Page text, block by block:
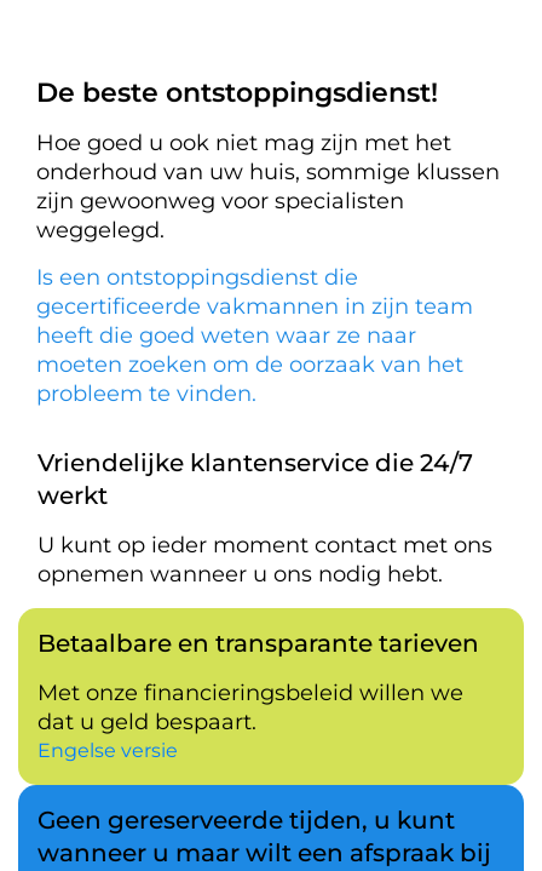
De beste ontstoppingsdienst!
Hoe goed u ook niet mag zijn met het
onderhoud van uw huis, sommige klussen
zijn gewoonweg voor specialisten
weggelegd.
Is een ontstoppingsdienst die
gecertificeerde vakmannen in zijn team
heeft die goed weten waar ze naar
moeten zoeken om de oorzaak van het
probleem te vinden.
Vriendelijke klantenservice die 24/7
werkt
U kunt op ieder moment contact met ons
opnemen wanneer u ons nodig hebt.
Betaalbare en transparante tarieven
Met onze financieringsbeleid willen we
dat u geld bespaart.
Engelse versie
Geen gereserveerde tijden, u kunt
wanneer u maar wilt een afspraak bij